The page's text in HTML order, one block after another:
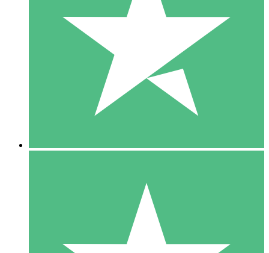
Betaal per gebruik met downloadtegoeden. Geen maandelijkse
1000
10 Downloaden
20 00